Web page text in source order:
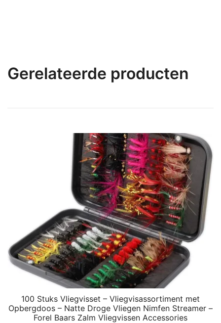
Gerelateerde producten
100 Stuks Vliegvisset – Vliegvisassortiment met
Opbergdoos – Natte Droge Vliegen Nimfen Streamer –
Forel Baars Zalm Vliegvissen Accessories